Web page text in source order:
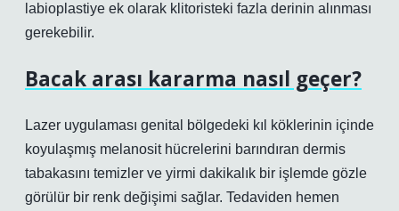
labioplastiye ek olarak klitoristeki fazla derinin alınması
gerekebilir.
Bacak arası kararma nasıl geçer?
Lazer uygulaması genital bölgedeki kıl köklerinin içinde
koyulaşmış melanosit hücrelerini barındıran dermis
tabakasını temizler ve yirmi dakikalık bir işlemde gözle
görülür bir renk değişimi sağlar. Tedaviden hemen